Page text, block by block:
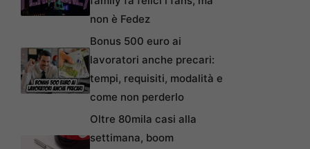
non è Fedez
Bonus 500 euro ai
lavoratori anche precari:
tempi, requisiti, modalità e
come non perderlo
Oltre 80mila casi alla
settimana, boom